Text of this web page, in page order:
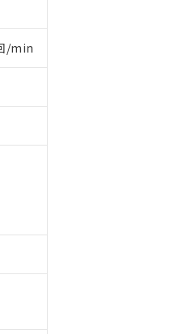
/min
る商品もあることをご了承くだ
での社内データに基づき作成さ
異なる場合があることをご了承
客様担当のオムロン制御機器販
漏洩または開示しないようお願
には、I-Webメンバーズにご登
ついて、当社および当社の共同
要な範囲で利用することをご了
化ジフェニルエーテル類(PBDE)
ベンジル（BBP） 1000ppm以下、フタル
ています。
ます。
を示します。
リ臭化ジフェニルエーテル類) : 1000ppm、
します。
境に深刻な影響を及ぼさない年数
に輸出されないよう必要な手段
たはその他武器並びにこれらの
るおそれがある場合は、取り引
またはお客様担当のオムロン制
種